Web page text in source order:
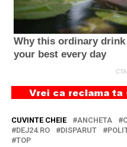
CUVINTE CHEIE ANCHETA
DEJ24.RO
DISPARUT
TOP